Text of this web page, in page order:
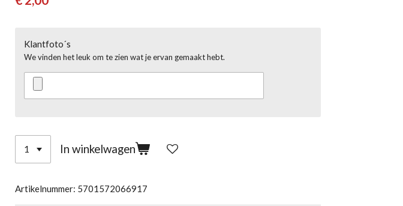
Klantfoto´s
We vinden het leuk om te zien wat je ervan gemaakt hebt.
In winkelwagen
Artikelnummer: 5701572066917